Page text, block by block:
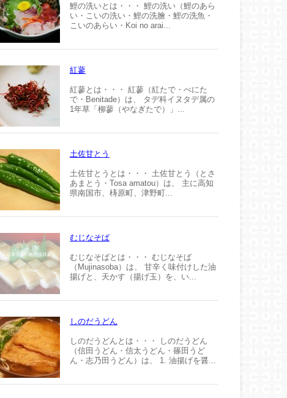
鯉の洗いとは・・・ 鯉の洗い（鯉のあら
い・こいの洗い・鯉の洗膾・鯉の洗魚・
こいのあらい・Koi no arai...
紅蓼
紅蓼とは・・・ 紅蓼（紅たで・べにた
で・Benitade）は、 タデ科イヌタデ属の
1年草「柳蓼（やなぎたで）」...
土佐甘とう
土佐甘とうとは・・・ 土佐甘とう（とさ
あまとう・Tosa amatou）は、 主に高知
県南国市、梼原町、津野町...
むじなそば
むじなそばとは・・・ むじなそば
（Mujinasoba）は、 甘辛く味付けした油
揚げと、天かす（揚げ玉）を、い...
しのだうどん
しのだうどんとは・・・ しのだうどん
（信田うどん・信太うどん・篠田うど
ん・志乃田うどん）は、 1. 油揚げを醤...